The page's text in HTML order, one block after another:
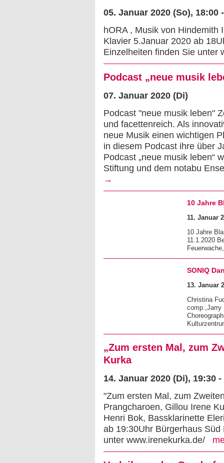
05. Januar 2020 (So), 18:00
hORA , Musik von Hindemith
Klavier 5.Januar 2020 ab
Einzelheiten finden Sie
Podcast „neue musik
07. Januar 2020 (Di)
Podcast "neue musik leben"
und facettenreich. Als
neue Musik einen wichtigen
in diesem Podcast ihre über
Podcast „neue musik leben“
Stiftung und dem notabu
→
10 Jahre
11. Januar
10 Jahre
11.1.2020
SONIQ
13. Januar
Christina
comp.,Jarry
„Zum ersten Mal, zum
Kurka
14. Januar 2020 (Di), 19:30
"Zum ersten Mal, zum
Prangcharoen, Gillou Irene
Henri Bok, Bassklarinette
ab 19:30Uhr Bürgerhaus
unter www.irenekurka.de/